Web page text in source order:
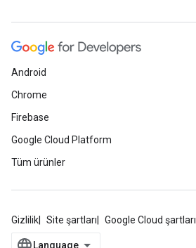
Android
Chrome
Firebase
Google Cloud Platform
Tüm ürünler
Gizlilik Site şartları Google Cloud şartları